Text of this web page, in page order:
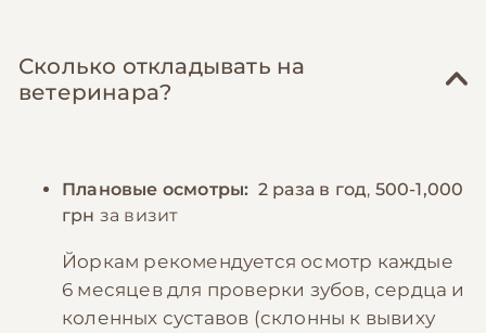
Сколько откладывать на
ветеринара?
Плановые осмотры: 2 раза в год, 500-1,000
грн за визит
Йоркам рекомендуется осмотр каждые
6 месяцев для проверки зубов, сердца и
коленных суставов (склонны к вывиху